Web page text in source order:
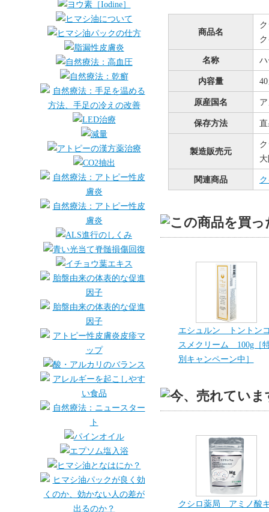
商品名
名称
内容量
原産国名
保存方法
製造販売元
関連商品
エシュルン トントン
スメクリーム 100g［
別キャンペーン中］
クシロ薬局 アミノ酸